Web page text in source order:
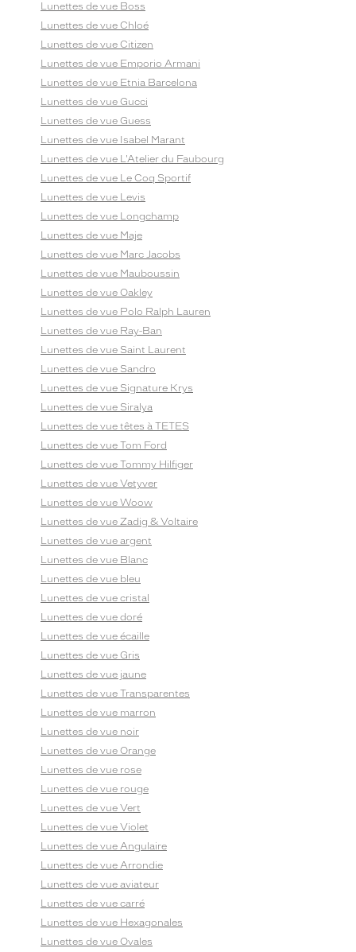
Lunettes de vue Boss
Lunettes de vue Chloé
Lunettes de vue Citizen
Lunettes de vue Emporio Armani
Lunettes de vue Etnia Barcelona
Lunettes de vue Gucci
Lunettes de vue Guess
Lunettes de vue Isabel Marant
Lunettes de vue L'Atelier du Faubourg
Lunettes de vue Le Coq Sportif
Lunettes de vue Levis
Lunettes de vue Longchamp
Lunettes de vue Maje
Lunettes de vue Marc Jacobs
Lunettes de vue Mauboussin
Lunettes de vue Oakley
Lunettes de vue Polo Ralph Lauren
Lunettes de vue Ray-Ban
Lunettes de vue Saint Laurent
Lunettes de vue Sandro
Lunettes de vue Signature Krys
Lunettes de vue Siralya
Lunettes de vue têtes à TETES
Lunettes de vue Tom Ford
Lunettes de vue Tommy Hilfiger
Lunettes de vue Vetyver
Lunettes de vue Woow
Lunettes de vue Zadig & Voltaire
Lunettes de vue argent
Lunettes de vue Blanc
Lunettes de vue bleu
Lunettes de vue cristal
Lunettes de vue doré
Lunettes de vue écaille
Lunettes de vue Gris
Lunettes de vue jaune
Lunettes de vue Transparentes
Lunettes de vue marron
Lunettes de vue noir
Lunettes de vue Orange
Lunettes de vue rose
Lunettes de vue rouge
Lunettes de vue Vert
Lunettes de vue Violet
Lunettes de vue Angulaire
Lunettes de vue Arrondie
Lunettes de vue aviateur
Lunettes de vue carré
Lunettes de vue Hexagonales
Lunettes de vue Ovales